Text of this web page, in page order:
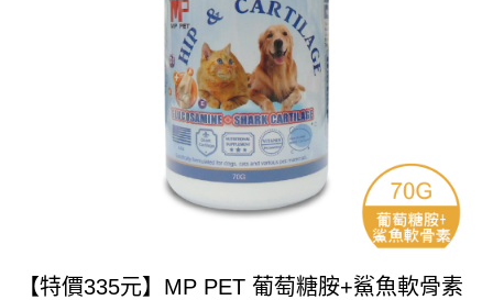
【特價335元】MP PET 葡萄糖胺+鯊魚軟骨素